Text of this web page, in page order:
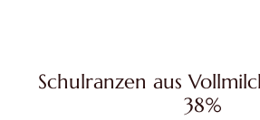
Schulranzen aus
38%